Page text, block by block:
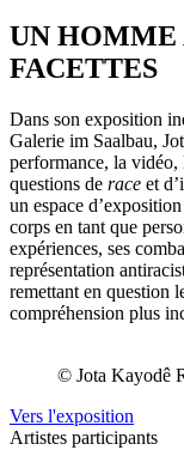
UN HOMME
FACETTES
Dans son exposition
Galerie im Saalbau,
performance, la vidéo,
questions de race et
un espace
corps en tant que
expériences, ses
représentation
remettant en question
compréhension plus
© Jota Kayodê
Vers l'exposition
Artistes participants